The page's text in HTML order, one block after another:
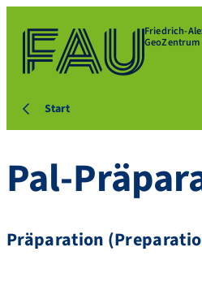
Friedrich-
Start
Pal-
Präparation